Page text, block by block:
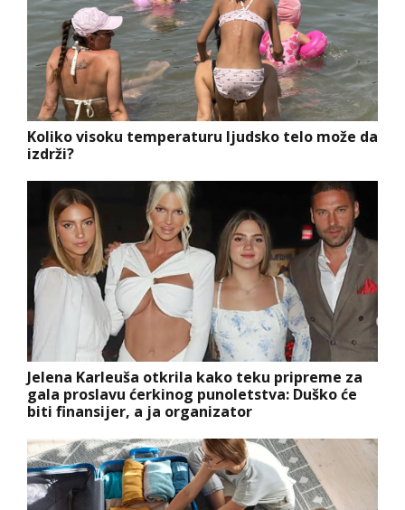
Koliko visoku temperaturu ljudsko telo može da
izdrži?
Jelena Karleuša otkrila kako teku pripreme za
gala proslavu ćerkinog punoletstva: Duško će
biti finansijer, a ja organizator